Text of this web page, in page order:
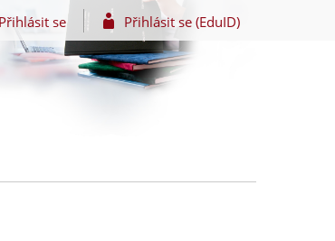
Přihlásit se Přihlásit se (EduID)